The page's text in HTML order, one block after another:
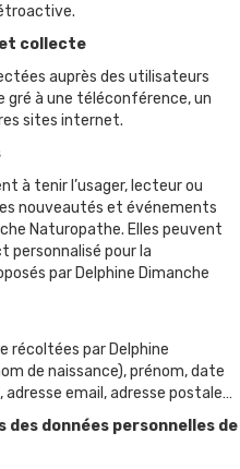
et collecte
auprès des utilisateurs
gré à une téléconférence, un
sites internet.
à tenir l’usager, lecteur ou
nouveautés et événements
Naturopathe. Elles peuvent
personnalisé pour la
par Delphine Dimanche
récoltées par Delphine
de naissance), prénom, date
email, adresse postale…
données personnelles de